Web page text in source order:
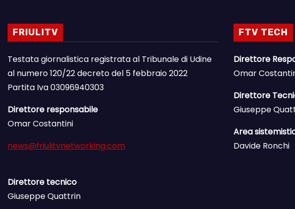
FRIULITV
Testata giornalistica registrata al Tribunale di Udine
al numero 120/22 decreto del 5 febbraio 2022
Partita Iva 03096940303
Direttore responsabile
Omar Costantini
news@friulitvnetworking.com
Direttore tecnico
Giuseppe Quattrin
FTV TECH
Direttore
Omar
Direttore
Giuseppe
Area
Davide Ronchi